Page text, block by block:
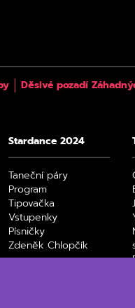
Děsivé pozadí
Stardance 2024
Taneční páry
Program
Tipovačka
Vstupenky
Písničky
Zdeněk Chlopčík